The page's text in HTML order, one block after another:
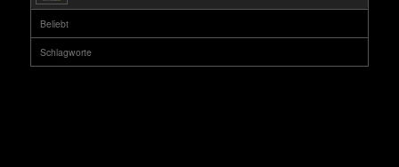
Beliebt
Schlagworte